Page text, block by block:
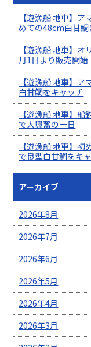
【遊漁船 地車】
めての48cm白甘鯛
【遊漁船 地車】
月1日より販売開始
【遊漁船 地車】
白甘鯛をキャッチ
【遊漁船 地車】
で大興奮の一日
【遊漁船 地車】
で良型白甘鯛をキ
アーカイブ
2026年8月
2026年7月
2026年6月
2026年5月
2026年4月
2026年3月